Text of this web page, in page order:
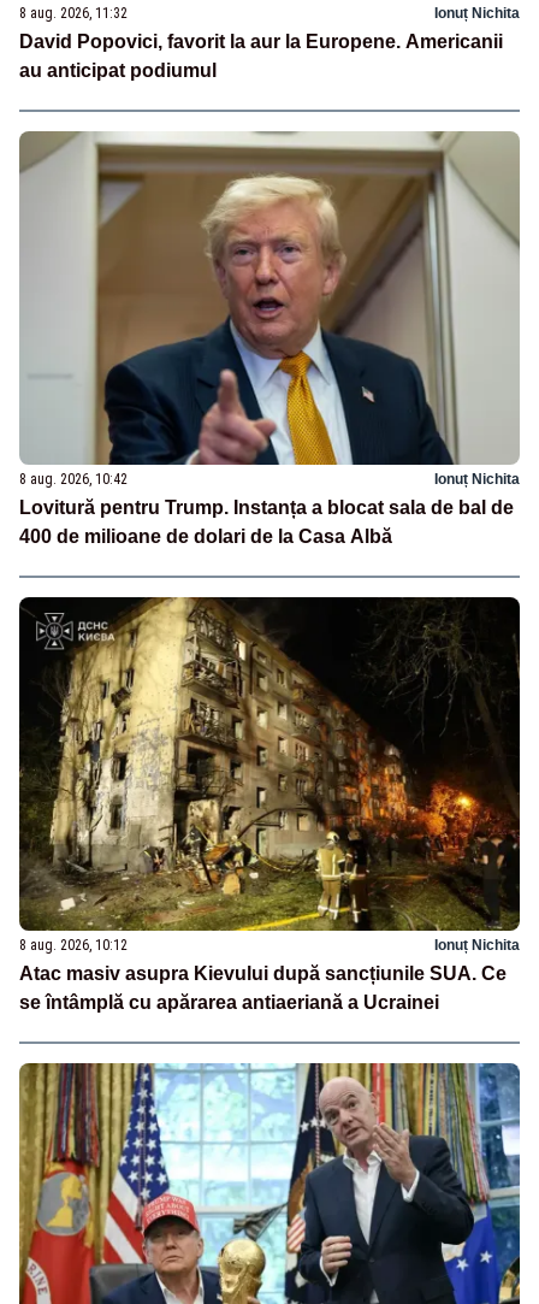
8 aug. 2026, 11:32 Ionuț Nichita
David Popovici, favorit la aur la Europene. Americanii
au anticipat podiumul
8 aug. 2026, 10:42 Ionuț Nichita
Lovitură pentru Trump. Instanța a blocat sala de bal de
400 de milioane de dolari de la Casa Albă
8 aug. 2026, 10:12 Ionuț Nichita
Atac masiv asupra Kievului după sancțiunile SUA. Ce
se întâmplă cu apărarea antiaeriană a Ucrainei